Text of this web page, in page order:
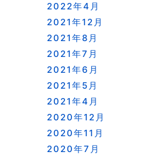
2022年4月
2021年12月
2021年8月
2021年7月
2021年6月
2021年5月
2021年4月
2020年12月
2020年11月
2020年7月